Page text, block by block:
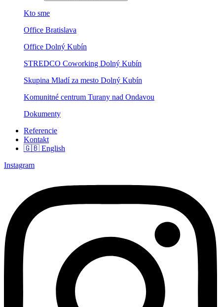
Kto sme
Office Bratislava
Office Dolný Kubín
STREDCO Coworking Dolný Kubín
Skupina Mladí za mesto Dolný Kubín
Komunitné centrum Turany nad Ondavou
Dokumenty
Referencie
Kontakt
🇬🇧 English
Instagram